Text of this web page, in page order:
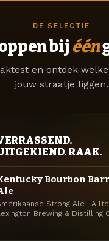
DE SELECTIE
bij één
en ontdek
jouw straatje liggen.
RAAK.
Bourbon
Strong Ale ·
Brewing & Distilling